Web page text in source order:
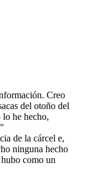
Creo
del otoño del
he hecho,
de la cárcel e,
ninguna hecho
como un